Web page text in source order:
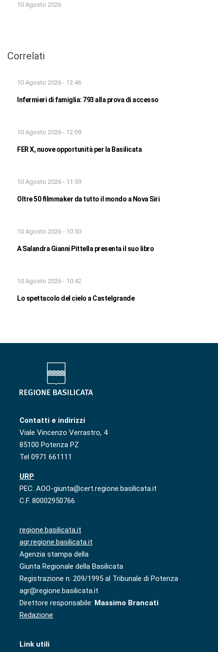
10 Agosto 2026
Correlati
10 Agosto 2026 - 12:46
Infermieri di famiglia: 793 alla prova di accesso
10 Agosto 2026 - 12:09
FER X, nuove opportunità per la Basilicata
10 Agosto 2026 - 11:59
Oltre 50 filmmaker da tutto il mondo a Nova Siri
10 Agosto 2026 - 10:50
A Salandra Gianni Pittella presenta il suo libro
10 Agosto 2026 - 10:42
Lo spettacolo del cielo a Castelgrande
Contatti e indirizzi
Viale Vincenzo Verrastro, 4
85100 Potenza PZ
Tel 0971 661111
URP
PEC: AOO-giunta@cert.regione.basilicata.it
C.F. 80002950766
regione.basilicata.it
agr.regione.basilicata.it
Agenzia stampa della
Giunta Regionale della Basilicata
Registrazione n. 209/1995 al Tribunale di Potenza
agr@regione.basilicata.it
Direttore responsabile: Massimo Brancati
Redazione
Link utili